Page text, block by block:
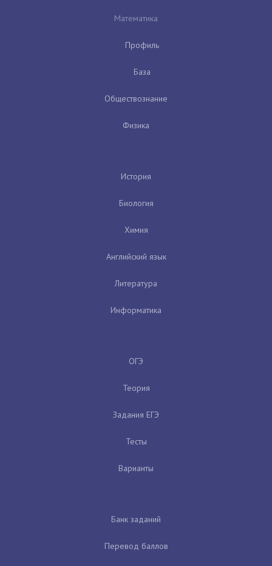
Математика
Профиль
База
Обществознание
Физика
История
Биология
Химия
Английский язык
Литература
Информатика
ОГЭ
Теория
Задания ЕГЭ
Тесты
Варианты
Банк заданий
Перевод баллов